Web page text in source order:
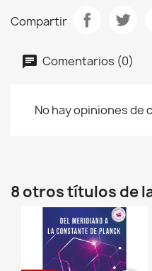
Compartir
Comentarios (0)
No hay opiniones de
8 otros títulos de